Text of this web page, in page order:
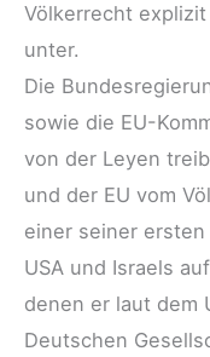
Völkerrecht
unter.
Die
sowie die EU-
von der Leyen
und der EU vom
einer seiner
USA und Israels
denen er laut dem
Deutschen